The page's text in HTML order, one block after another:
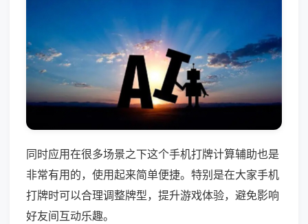
同时应用在很多场景之下这个手机打牌计算辅助也是
非常有用的，使用起来简单便捷。特别是在大家手机
打牌时可以合理调整牌型，提升游戏体验，避免影响
好友间互动乐趣。